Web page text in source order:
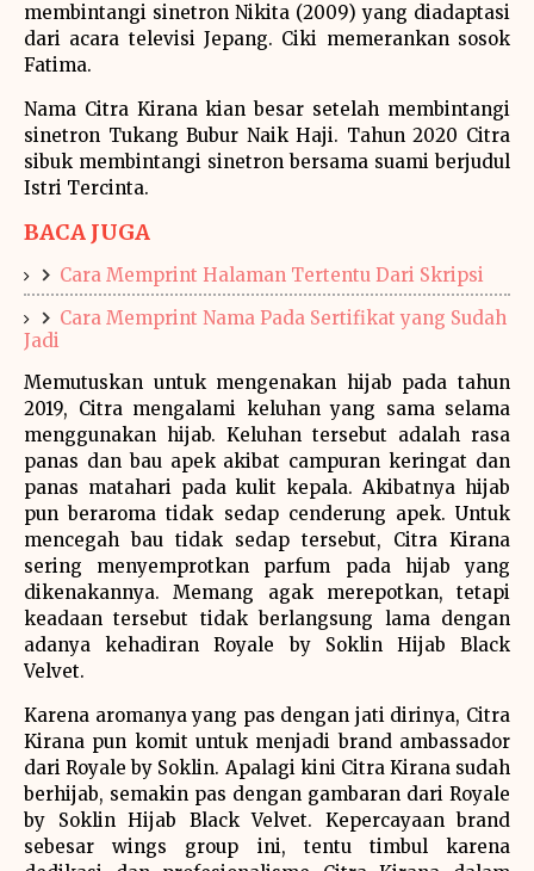
membintangi sinetron Nikita (2009) yang diadaptasi
dari acara televisi Jepang. Ciki memerankan sosok
Fatima.
Nama Citra Kirana kian besar setelah membintangi
sinetron Tukang Bubur Naik Haji. Tahun 2020 Citra
sibuk membintangi sinetron bersama suami berjudul
Istri Tercinta.
BACA JUGA
Cara Memprint Halaman Tertentu Dari Skripsi
Cara Memprint Nama Pada Sertifikat yang Sudah
Jadi
Memutuskan untuk mengenakan hijab pada tahun
2019, Citra mengalami keluhan yang sama selama
menggunakan hijab. Keluhan tersebut adalah rasa
panas dan bau apek akibat campuran keringat dan
panas matahari pada kulit kepala. Akibatnya hijab
pun beraroma tidak sedap cenderung apek. Untuk
mencegah bau tidak sedap tersebut, Citra Kirana
sering menyemprotkan parfum pada hijab yang
dikenakannya. Memang agak merepotkan, tetapi
keadaan tersebut tidak berlangsung lama dengan
adanya kehadiran Royale by Soklin Hijab Black
Velvet.
Karena aromanya yang pas dengan jati dirinya, Citra
Kirana pun komit untuk menjadi brand ambassador
dari Royale by Soklin. Apalagi kini Citra Kirana sudah
berhijab, semakin pas dengan gambaran dari Royale
by Soklin Hijab Black Velvet. Kepercayaan brand
sebesar wings group ini, tentu timbul karena